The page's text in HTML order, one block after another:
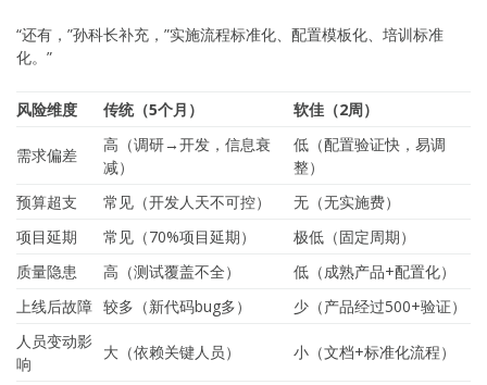
“还有，”孙科长补充，”实施流程标准化、配置模板化、培训标准
化。”
风险维度 传统（5个月） 软佳（2周）
需求偏差
高（调研→开发，信息衰
减）
低（配置验证快，易调
整）
预算超支
常见（开发人天不可控）
无（无实施费）
项目延期
常见（70%项目延期）
极低（固定周期）
质量隐患
高（测试覆盖不全）
低（成熟产品+配置化）
上线后故障 较多（新代码bug多）
少（产品经过500+验证）
人员变动影
响
大（依赖关键人员） 小（文档+标准化流程）